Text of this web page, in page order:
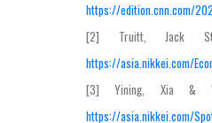
https://edition.cnn.com/
[2] Truitt, Jack
https://asia.nikkei.com/
[3] Yining, Xia &
https://asia.nikkei.com/